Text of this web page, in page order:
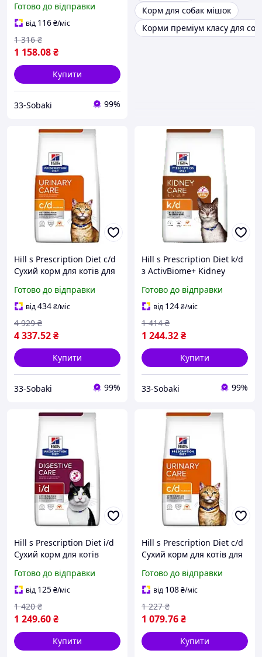
функції печінки 1.5 кг
Готово до відправки
від 116₴/міс
1 158.08₴
1 316 ₴
Купити
33-Sobaki 99%
Корм для собак мішок
Корми преміум класу для
Hill s Prescription Diet c/d
Cухий корм для котів для
системою, з куркою, 8 кг
Готово до відправки
від434₴/міс
4 337.52₴
4 929 ₴
Купити
33-Sobaki 99%
Hill s Prescription Diet k/d
з ActivBiome+ Kidney
котів підтримання функції
нирок, з ку
Готово до відправки
від 124₴/міс
1 244.32₴
1 414 ₴
Купити
33-Sobaki 99%
Hill s Prescription Diet i/d
Сухий корм для котів
куркою, 1,5 кг
Готово до відправки
від 125₴/міс
1 249.60₴
1 420 ₴
Купити
Hill s Prescription Diet c/d
Cухий корм для котів для
системою, з куркою, 1,5 кг
Готово до відправки
від 108₴/міс
1 079.76₴
1 227 ₴
Купити